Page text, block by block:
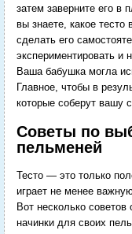
затем заверните его в
вы знаете, какое тесто
сделать его
экспериментировать и
Ваша бабушка могла
Главное, чтобы в
которые соберут вашу
Советы по
пельменей
Тесто — это только
играет не менее
Вот несколько советов
начинки для своих